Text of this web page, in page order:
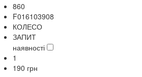
860
F016103908
КОЛЕСО
ЗАПИТ
наявності
1
190 грн